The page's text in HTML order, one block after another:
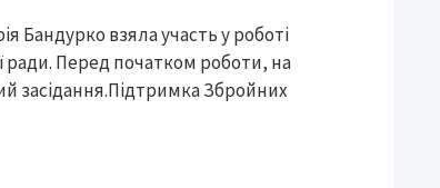
Бандурко взяла участь у роботі
ради. Перед початком роботи, на
засідання.Підтримка Збройних